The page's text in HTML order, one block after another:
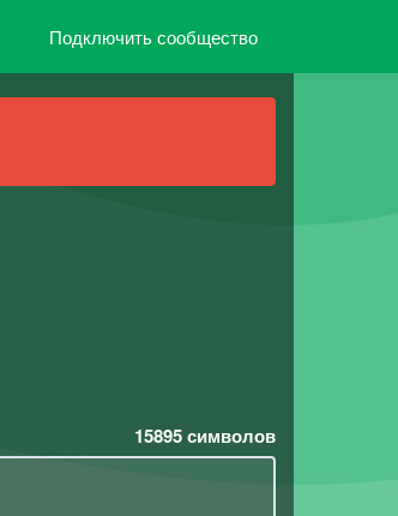
Подключить сообщество
15895символов